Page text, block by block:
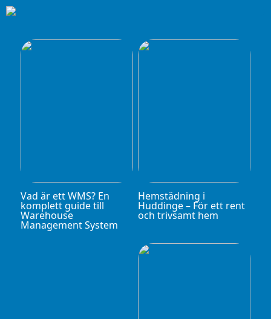
Vad är ett WMS? En
komplett guide till
Warehouse
Management System
Hemstädning i
Huddinge – För ett rent
och trivsamt hem